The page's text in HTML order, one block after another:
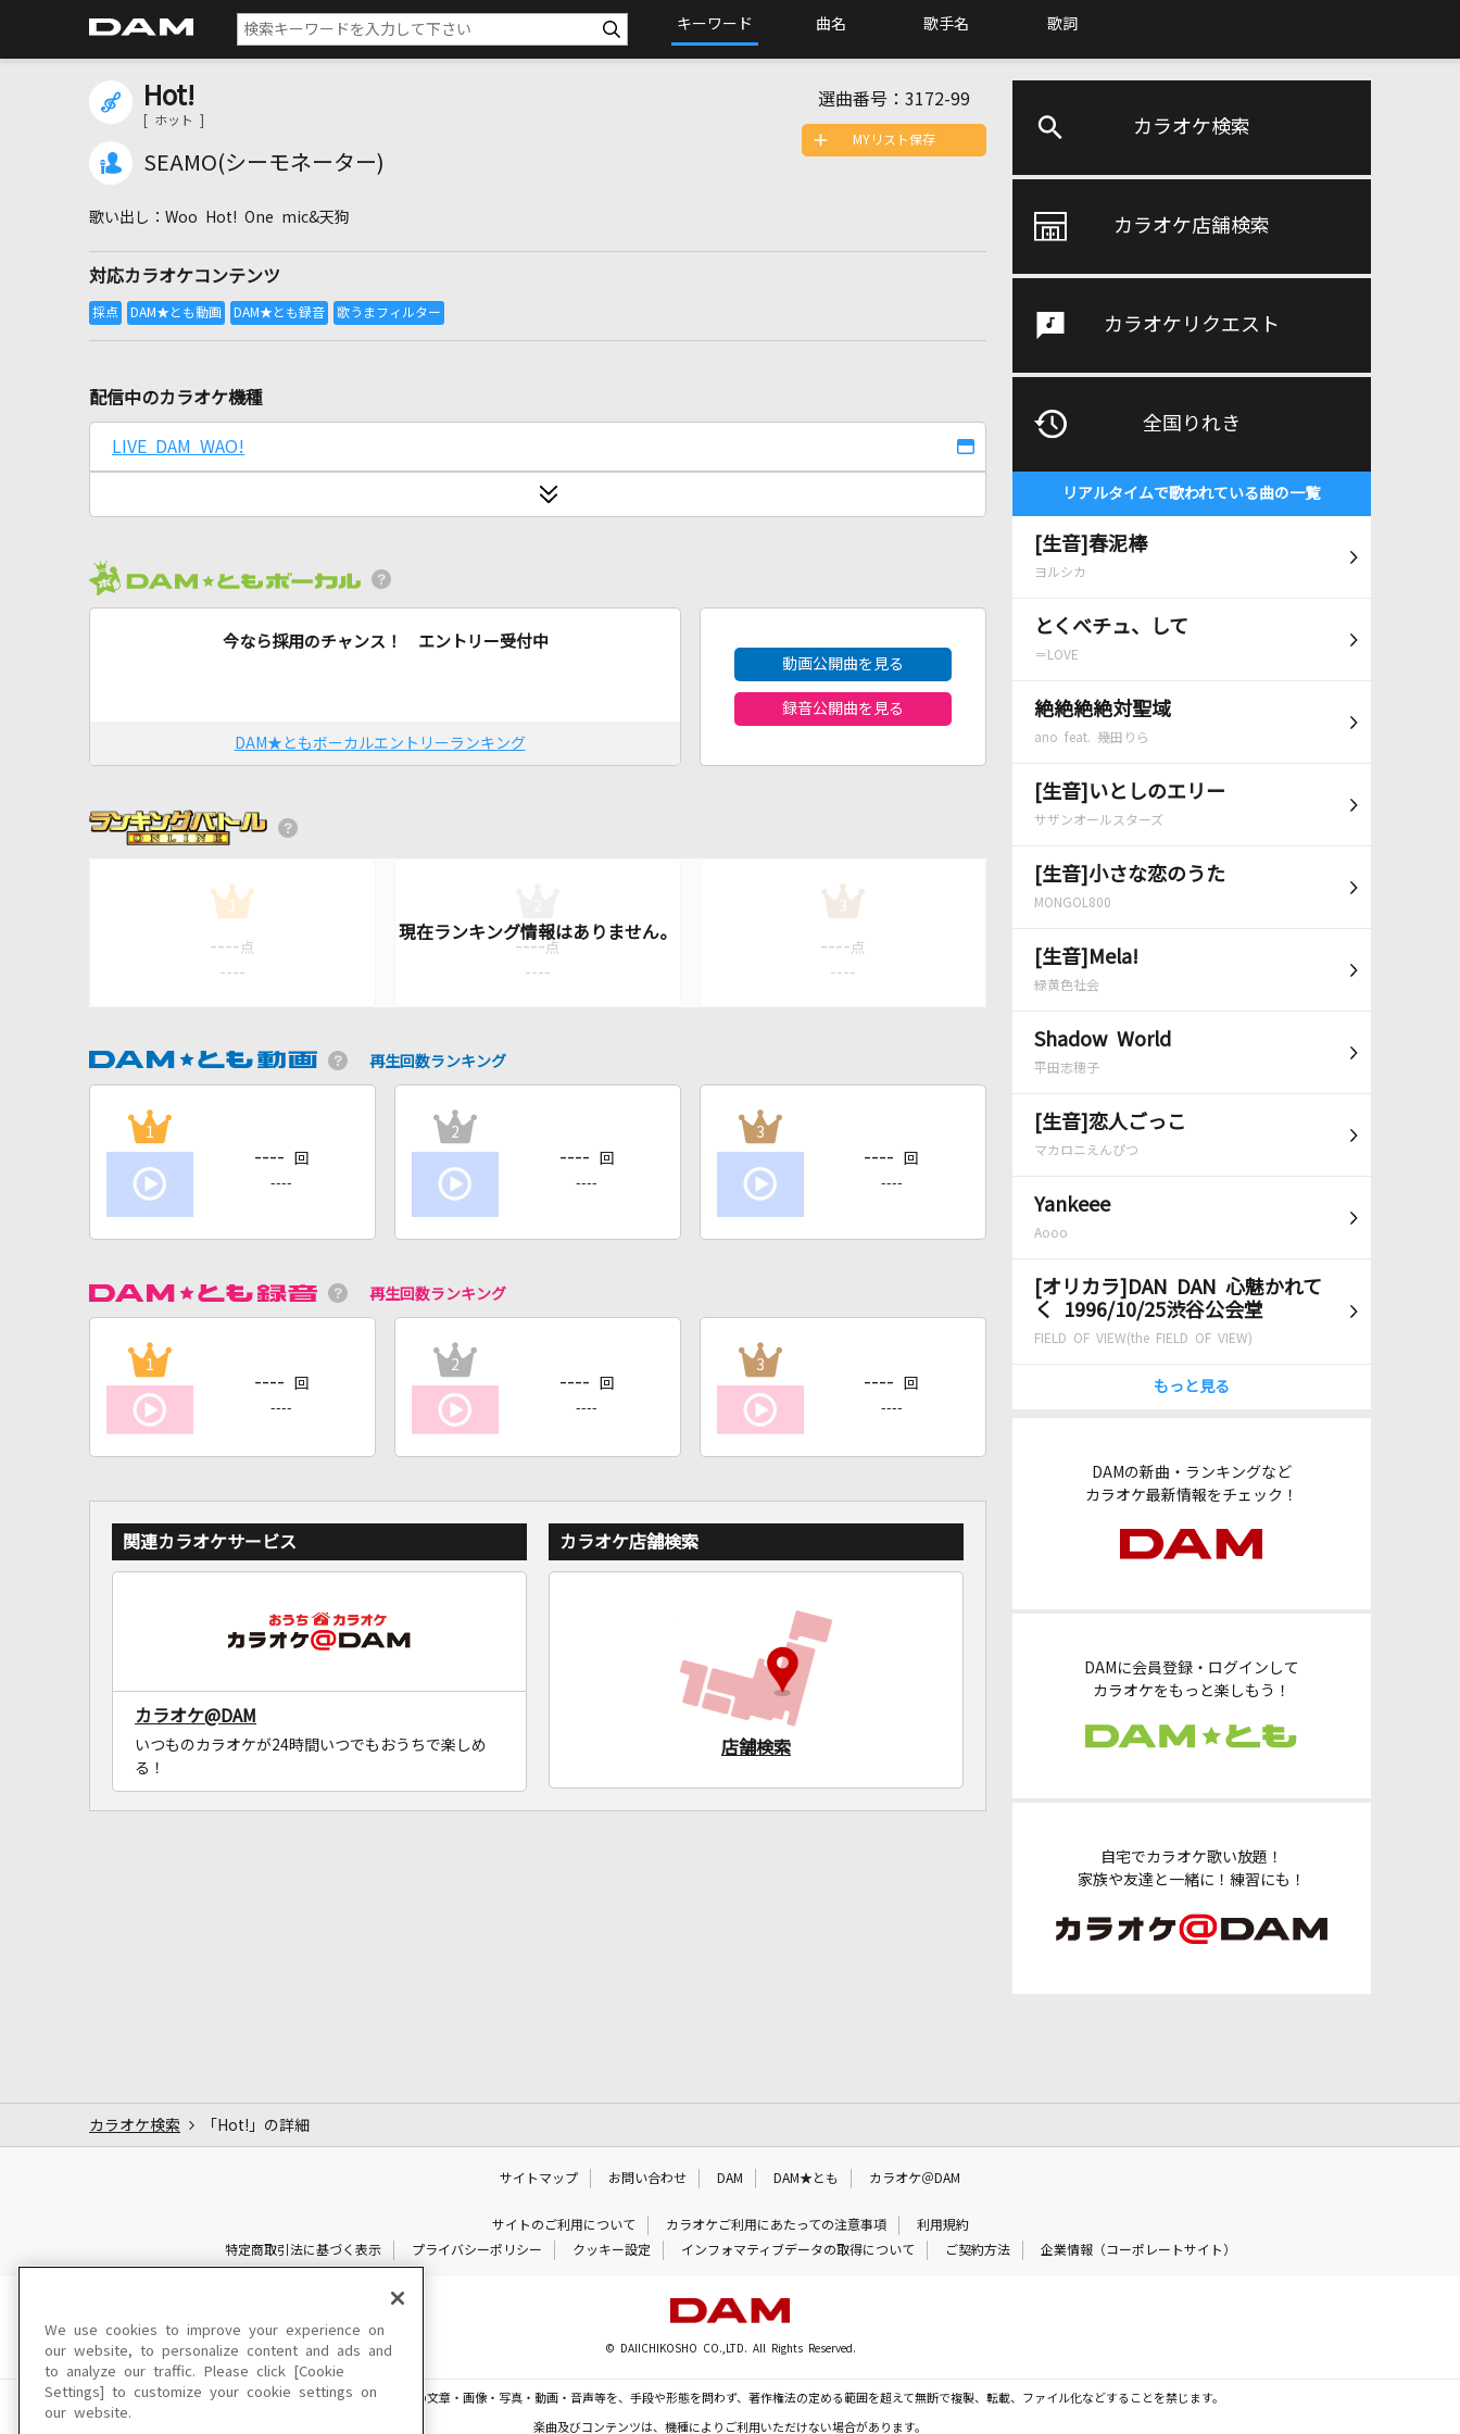
キーワード 曲名 歌手名 歌詞
カラオケ検索
カラオケ店舗検索
カラオケリクエスト
全国りれき
リアルタイムで歌われている曲の一覧
[生音]春泥棒
ヨルシカ
とくべチュ、して
＝LOVE
絶絶絶絶対聖域
ano feat. 幾田りら
[生音]いとしのエリー
サザンオールスターズ
[生音]小さな恋のうた
MONGOL800
[生音]Mela!
緑黄色社会
Shadow World
平田志穂子
[生音]恋人ごっこ
マカロニえんぴつ
Yankeee
Aooo
[オリカラ]DAN DAN 心魅かれて
く 1996/10/25渋谷公会堂
FIELD OF VIEW(the FIELD OF VIEW)
もっと見る
DAMの新曲・ランキングなど
カラオケ最新情報をチェック！
DAMに会員登録・ログインして
カラオケをもっと楽しもう！
自宅でカラオケ歌い放題！
家族や友達と一緒に！練習にも！
Hot!
[ ホット ]
SEAMO(シーモネーター)
選曲番号： 3172-99
Woo Hot! One mic&天狗
対応カラオケコンテンツ
MYリスト保存
配信中のカラオケ機種
LIVE DAM WAO!
今なら採用のチャンス！ エントリー受付中
DAM★ともボーカルエントリーランキング
動画公開曲を見る
録音公開曲を見る
1
---- 点
----
---- 点
----
3
---- 点
----
再生回数ランキング
1
---- 回
----
2
---- 回
----
3
---- 回
----
再生回数ランキング
1
---- 回
----
2
---- 回
----
3
---- 回
----
関連カラオケサービス
カラオケ@DAM
いつものカラオケが24時間いつでもおうちで楽しめ
る！
カラオケ店舗検索
店舗検索
カラオケ検索 「Hot!」の詳細
サイトマップ お問い合わせ DAM DAM★とも カラオケ＠DAM
サイトのご利用について カラオケご利用にあたっての注意事項
利用規約
特定商取引法に基づく表示
プライバシーポリシー クッキー設定 インフォマティブデータの取得について ご契約方法 企業情報（コーポレートサイト）
© DAIICHIKOSHO CO.,LTD. All Rights Reserved.
このサイトに掲載されている一切の文章・画像・写真・動画・音声等を、手段や形態を問わず、著作権法の定める範囲を超えて無断で複製、転載、ファイル化などすることを禁じます。
楽曲及びコンテンツは、機種によりご利用いただけない場合があります。
We use cookies to improve your experience on
our website, to personalize content and ads and
to analyze our traffic. Please click [Cookie
Settings] to customize your cookie settings on
our website.